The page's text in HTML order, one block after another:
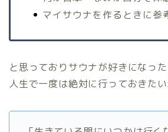
マイサウナを作るときに参
と思っておりサウナが好きになっ
人生で一度は絶対に行っておきた